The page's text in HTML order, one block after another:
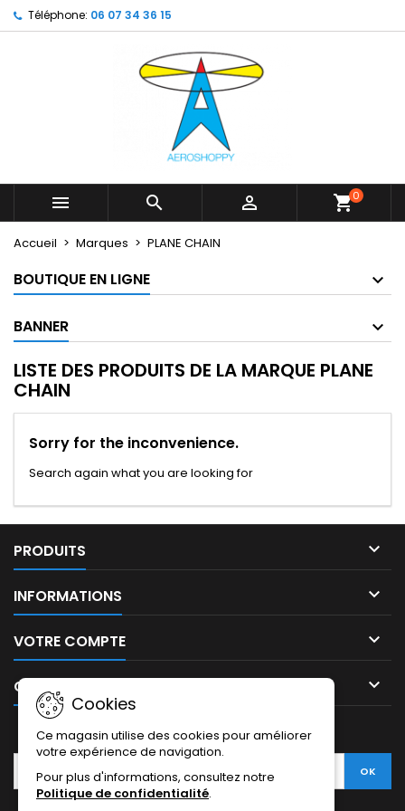
Téléphone: 06 07 34 36 15
   shopping_cart0
Accueil Marques PLANE CHAIN
BOUTIQUE EN LIGNE
BANNER
LISTE DES PRODUITS DE LA MARQUE PLANE
CHAIN
Sorry for the inconvenience.
Search again what you are looking for
PRODUITS 
INFORMATIONS 
VOTRE COMPTE 
CONTACT 
My wishlists ×
Create new list
((modalTitle)) ×
((confirmMessage))
((cancelText))
Créer une liste d'envies ×
Nom de la liste d'envies
Connexion ×
Vous devez être connecté pour ajouter des produits
Annuler
Cookies
Ce magasin utilise des cookies pour améliorer
votre expérience de navigation.
Pour plus d'informations, consultez notre
Politique de confidentialité.
LETTRE D'INFORMATIONS